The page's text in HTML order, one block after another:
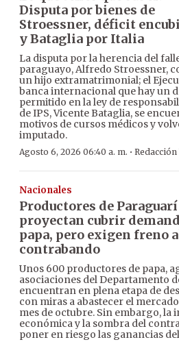
Disputa por bienes de
Stroessner, déficit
y Bataglia por Italia
La disputa por la herencia del
paraguayo, Alfredo Stroessner,
un hijo extramatrimonial; el
banca internacional que hay un
permitido en la ley de
de IPS, Vicente Bataglia, se
motivos de cursos médicos y
imputado.
Agosto 6, 2026 06:40 a. m. · Redacción
Nacionales
Productores de Paraguarí
proyectan cubrir
papa, pero exigen freno
contrabando
Unos 600 productores de papa,
asociaciones del Departamento
encuentran en plena etapa de
con miras a abastecer el
mes de octubre. Sin embargo, la
económica y la sombra del
poner en riesgo las ganancias